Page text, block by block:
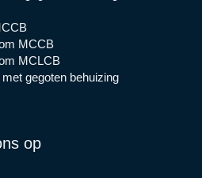
MCCB
MCLCB
gegoten behuizing
op